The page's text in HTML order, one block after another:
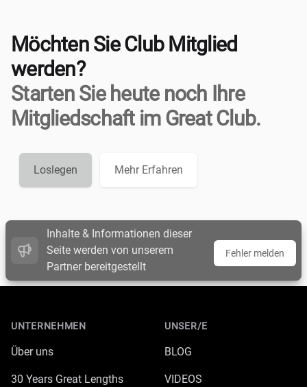
Möchten Sie Club Mitglied
werden?
Starten Sie heute noch Ihre
Mitgliedschaft im Great Club.
Loslegen Mehr Erfahren
Inhalte & Informationen dieser
Seite werden von unserem
Partner bereitgestellt
Fehler melden
UNTERNEHMEN
Über uns
30 Years Great Lengths
UNSER/E
BLOG
VIDEOS